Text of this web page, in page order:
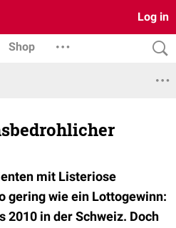
Log in
Shop
mit Listeriose
gering wie ein Lottogewinn:
2010 in der Schweiz. Doch